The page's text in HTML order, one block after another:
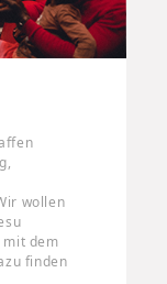
wollen
mit dem
finden